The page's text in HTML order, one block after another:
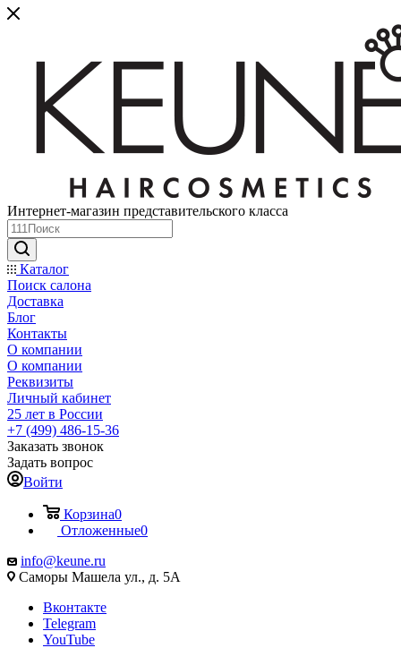
Интернет-магазин представительского класса
Каталог
Поиск салона
Доставка
Блог
Контакты
О компании
О компании
Реквизиты
Личный кабинет
25 лет в России
+7 (499) 486-15-36
Заказать звонок
Задать вопрос
Войти
Корзина0
Отложенные0
info@keune.ru
Саморы Машела ул., д. 5А
Вконтакте
Telegram
YouTube